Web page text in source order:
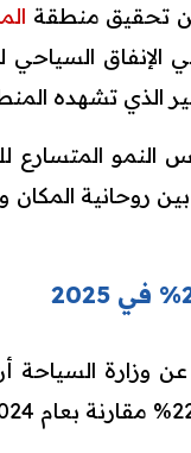
تحقيق منطقة
الذي تشهده
النمو المتسارع
روحانية المكان
عن وزارة